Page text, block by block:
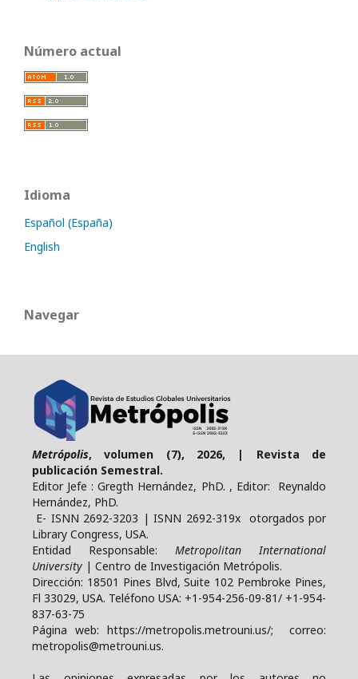
Número actual
Idioma
Español (España)
English
Navegar
Metrópolis, volumen (7), 2026, | Revista de
publicación Semestral.
Editor Jefe : Gregth Hernández, PhD. , Editor: Reynaldo
Hernández, PhD.
E- ISNN 2692-3203 | ISNN 2692-319x otorgados por
Library Congress, USA.
Entidad Responsable: Metropolitan International
University | Centro de Investigación Metrópolis.
Dirección: 18501 Pines Blvd, Suite 102 Pembroke Pines,
Fl 33029, USA. Teléfono USA: +1-954-256-09-81/ +1-954-
837-63-75
Página web: https://metropolis.metrouni.us/; correo:
metropolis@metrouni.us.